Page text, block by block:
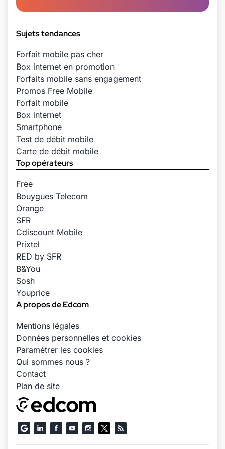
Sujets tendances
Forfait mobile pas cher
Box internet en promotion
Forfaits mobile sans engagement
Promos Free Mobile
Forfait mobile
Box internet
Smartphone
Test de débit mobile
Carte de débit mobile
Top opérateurs
Free
Bouygues Telecom
Orange
SFR
Cdiscount Mobile
Prixtel
RED by SFR
B&You
Sosh
Youprice
A propos de Edcom
Mentions légales
Données personnelles et cookies
Paramétrer les cookies
Qui sommes nous ?
Contact
Plan de site